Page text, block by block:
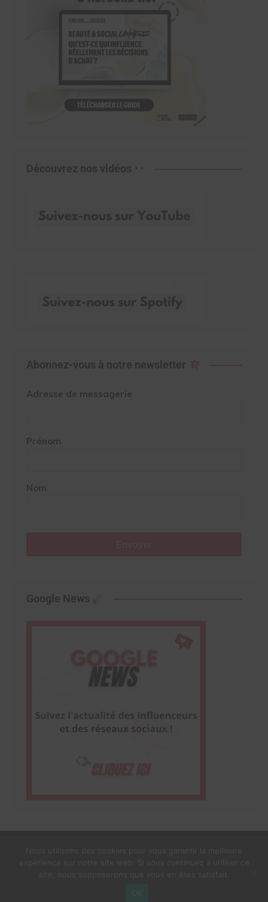
Découvrez nos vidéos
Abonnez-vous à notre newsletter
Adresse de messagerie
Prénom
Nom
Google News
À propos
OK